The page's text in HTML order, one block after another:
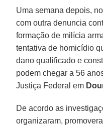
Uma semana depois,
com outra denuncia
formação de milícia
tentativa de homicídio
dano qualificado e
podem chegar a 56
Justiça Federal em
De acordo as
organizaram,